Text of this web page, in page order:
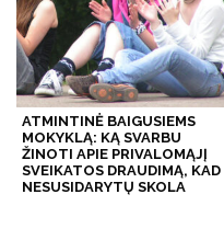
ATMINTINĖ BAIGUSIEMS
MOKYKLĄ: KĄ SVARBU
ŽINOTI APIE PRIVALOMĄJĮ
SVEIKATOS DRAUDIMĄ, KAD
NESUSIDARYTŲ SKOLA